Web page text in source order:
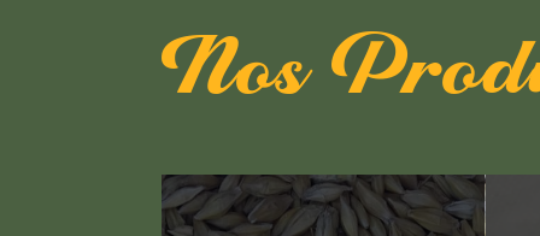
Nos